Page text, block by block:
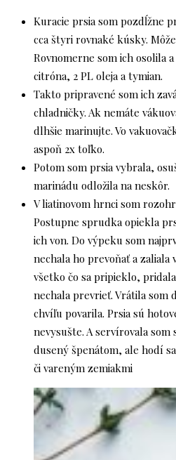
Kuracie prsia som pozdĺžne
cca štyri rovnaké kúsky.
Rovnomerne som ich osolila
citróna, 2 PL oleja a tymian.
Takto pripravené som ich
chladničky. Ak nemáte
dlhšie marinujte. Vo
aspoň 2x toľko.
Potom som prsia vybrala,
marinádu odložila na neskôr.
V liatinovom hrnci som
Postupne sprudka opiekla
ich von. Do výpeku som
nechala ho prevoňať a zaliala
všetko čo sa pripieklo,
nechala prevrieť. Vrátila som
chvíľu povarila. Prsia sú
nevysušte. A servírovala som
dusený špenátom, ale hodí
či vareným zemiakmi